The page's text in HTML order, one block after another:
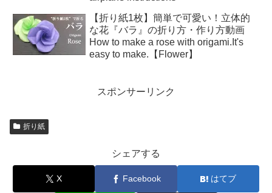
【折り紙1枚】簡単で可愛い！立体的
な花『バラ』の折り方・作り方動画
How to make a rose with origami.It's
easy to make.【Flower】
スポンサーリンク
折り紙
シェアする
X Facebook はてブ